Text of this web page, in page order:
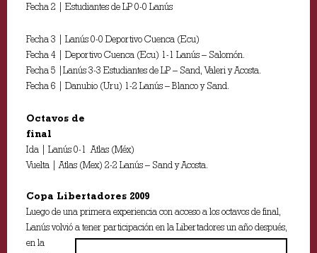
Fecha 2 | Estudiantes de LP 0-0 Lanús
Fecha 3 | Lanús 0-0 Deportivo Cuenca (Ecu)
Fecha 4 | Deportivo Cuenca (Ecu) 1-1 Lanús – Salomón.
Fecha 5 |Lanús 3-3 Estudiantes de LP – Sand, Valeri y Acosta.
Fecha 6 | Danubio (Uru) 1-2 Lanús – Blanco y Sand.
Octavos de
final
Ida | Lanús 0-1 Atlas (Méx)
Vuelta | Atlas (Mex) 2-2 Lanús – Sand y Acosta.
Copa Libertadores 2009
Luego de una primera experiencia con acceso a los octavos de final,
Lanús volvió a tener participación en la Libertadores un año después,
en la